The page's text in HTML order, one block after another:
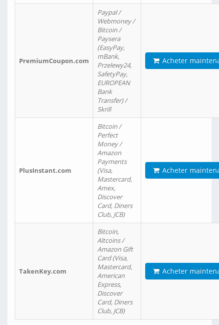
PremiumCoupon.com
Paypal /
Webmoney /
Bitcoin /
Paysera
(EasyPay,
mBank,
Przelewy24,
SafetyPay,
EUROPEAN
Bank
Transfer) /
Skrill
Acheter
PlusInstant.com
Bitcoin /
Perfect
Money /
Amazon
Payments
(Visa,
Mastercard,
Amex,
Discover
Card, Diners
Club, JCB)
Acheter
TakenKey.com
Bitcoin,
Altcoins /
Amazon Gift
Card (Visa,
Mastercard,
American
Express,
Discover
Card, Diners
Club, JCB)
Acheter